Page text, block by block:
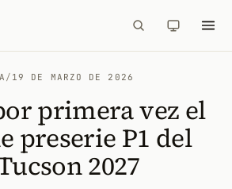
/ 19 DE MARZO DE 2026
primera vez el
preserie P1 del
2027